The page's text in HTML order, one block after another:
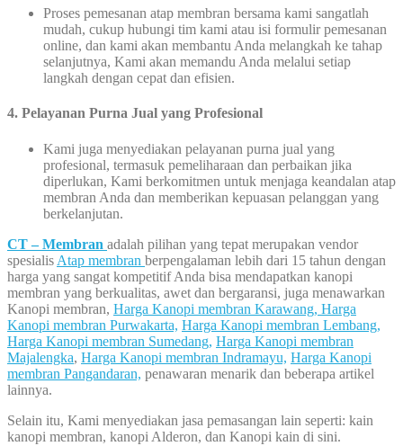
Proses pemesanan atap membran bersama kami sangatlah
mudah, cukup hubungi tim kami atau isi formulir pemesanan
online, dan kami akan membantu Anda melangkah ke tahap
selanjutnya, Kami akan memandu Anda melalui setiap
langkah dengan cepat dan efisien.
4. Pelayanan Purna Jual yang Profesional
Kami juga menyediakan pelayanan purna jual yang
profesional, termasuk pemeliharaan dan perbaikan jika
diperlukan, Kami berkomitmen untuk menjaga keandalan atap
membran Anda dan memberikan kepuasan pelanggan yang
berkelanjutan.
CT – Membran adalah pilihan yang tepat merupakan vendor
spesialis Atap membran berpengalaman lebih dari 15 tahun dengan
harga yang sangat kompetitif Anda bisa mendapatkan kanopi
membran yang berkualitas, awet dan bergaransi, juga menawarkan
Kanopi membran, Harga Kanopi membran Karawang, Harga
Kanopi membran Purwakarta, Harga Kanopi membran Lembang,
Harga Kanopi membran Sumedang, Harga Kanopi membran
Majalengka, Harga Kanopi membran Indramayu, Harga Kanopi
membran Pangandaran, penawaran menarik dan beberapa artikel
lainnya.
Selain itu, Kami menyediakan jasa pemasangan lain seperti: kain
kanopi membran, kanopi Alderon, dan Kanopi kain di sini.